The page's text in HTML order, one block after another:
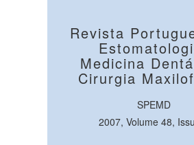
Revista
Medicina
Cirurgia
SPEMD
2007, Volume 48,